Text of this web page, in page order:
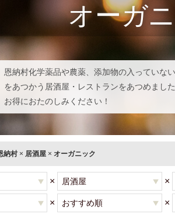
オーガ
恩納村化学薬品や農薬、添加物の入っていな
をあつかう居酒屋・レストランをあつめまし
お得におたのしみください！
納村 × 居酒屋 × オーガニック
× ×
× ×